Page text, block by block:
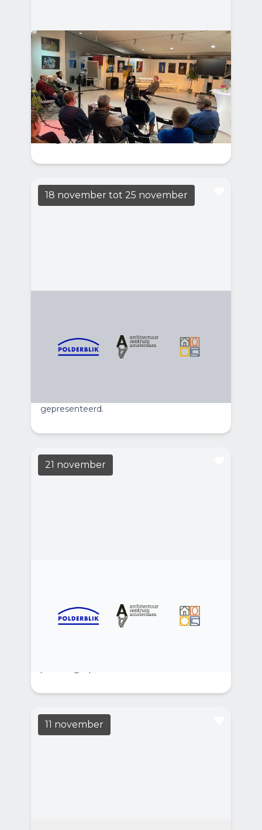
Thema-avond Almeerse
Burgerbaan
LEES MEER 19:00
Casa Casla
Op woensdag 21 oktober 2026 organiseert
Stadscoöperatie Almere een thema-avond
over de volgende fase van de Almeerse
Burgerbaan.
18 november tot 25 november
De tentoonstelling bouwt voort op Atelier
2100, dat in 2025 door de gemeente
gepresenteerd.
21 november
LEES MEER 12:30
Casa Casla
11 november